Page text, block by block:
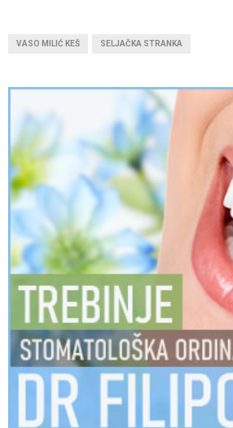
VASO MILIĆ KEŠ SELJAČKA STRANKA